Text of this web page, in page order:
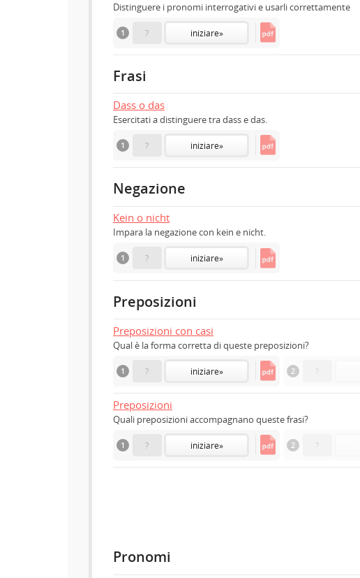
Distinguere i pronomi interrogativi e usarli correttamente
1 ? iniziare»
Frasi
Dass o das
Esercitati a distinguere tra dass e das.
1 ? iniziare»
Negazione
Kein o nicht
Impara la negazione con kein e nicht.
1 ? iniziare»
Preposizioni
Preposizioni con casi
Qual è la forma corretta di queste preposizioni?
1 ? iniziare» 2 ?
Preposizioni
Quali preposizioni accompagnano queste frasi?
1 ? iniziare» 2 ?
Pronomi